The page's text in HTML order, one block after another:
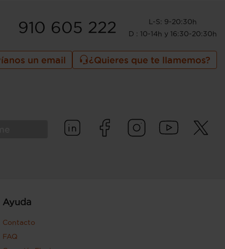
910 605 222
L-S: 9-20:30h
D : 10-14h y 16:30-20:30h
un email ¿Quieres que te llamemos?
Ayuda
Contacto
FAQ